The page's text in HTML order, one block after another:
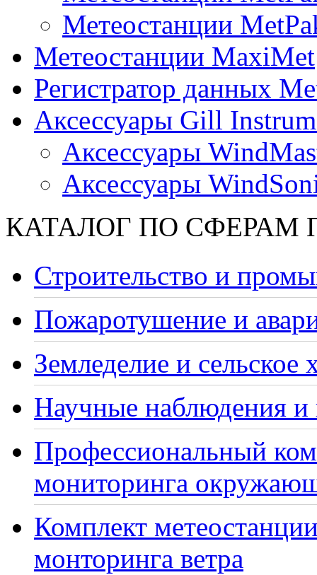
Метеостанции
Метеостанции MaxiMet
Регистратор данных
Аксессуары Gill
Аксессуары
Аксессуары
КАТАЛОГ ПО СФЕРАМ
Строительство и
Пожаротушение и
Земледелие и сельское
Научные наблюдения и
Профессиональный
мониторинга
Комплект
монторинга ветра